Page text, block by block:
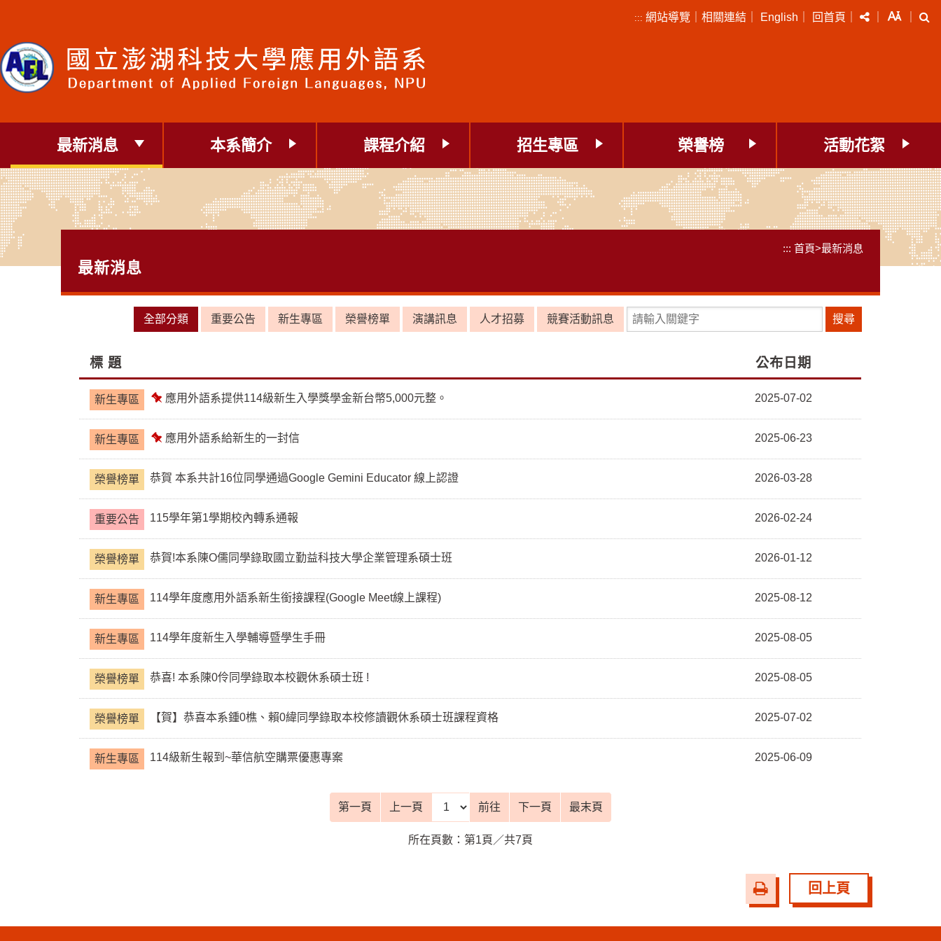
要
內
容
塊
::: 網站導覽 相關連結 English 回首頁 分享 字級
最新消息 本系簡介 課程介紹 招生專區 榮譽榜 活動花絮
::: 首頁>最新消息
最新消息
全部分類 重要公告 新生專區 榮譽榜單 演講訊息 人才招募 競賽活動訊息 請輸入關鍵字
標 題 公布日期
新生專區 置
應用外語系提供114級新生入學獎學金新台幣5,000元整。 2025-07-02
新生專區 置
應用外語系給新生的一封信 2025-06-23
榮譽榜單 恭賀 本系共計16位同學通過Google Gemini Educator 線上認證 2026-03-28
重要公告 115學年第1學期校內轉系通報 2026-02-24
榮譽榜單 恭賀!本系陳O儒同學錄取國立勤益科技大學企業管理系碩士班 2026-01-12
新生專區 114學年度應用外語系新生銜接課程(Google Meet線上課程) 2025-08-12
新生專區 114學年度新生入學輔導暨學生手冊 2025-08-05
榮譽榜單 恭喜! 本系陳0伶同學錄取本校觀休系碩士班 ! 2025-08-05
榮譽榜單 【賀】恭喜本系鍾0樵、賴0緯同學錄取本校修讀觀休系碩士班課程資格 2025-07-02
新生專區 114級新生報到~華信航空購票優惠專案 2025-06-09
第一頁 上一頁 前往頁 前往 下一頁 最末頁
所在頁數：第1頁／共7頁
友
善
回上頁